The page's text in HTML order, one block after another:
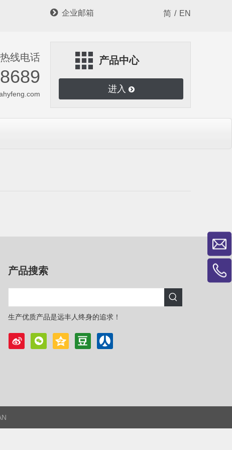
 企业邮箱 简 / EN
线电话 产品中心
进入
产品搜索
生产优质产品是远丰人终身的追求！